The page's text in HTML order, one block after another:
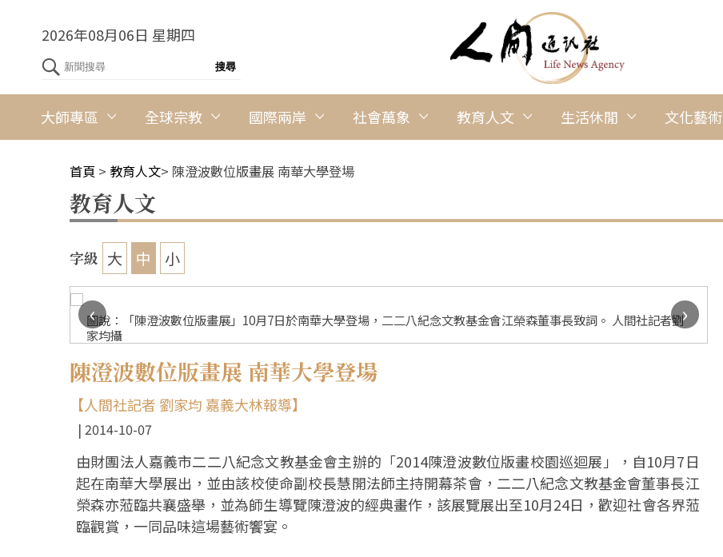
2026年08月06日 星期四
大師專區 全球宗教 國際兩岸 社會萬象 教育人文 生活休閒 文化藝術
首頁 > 教育人文> 陳澄波數位版畫展 南華大學登場
教育人文
字級 大 中 小
圖說：「陳澄波數位版畫展」10月7日於南華大學登場，二二八紀念文教基金會江榮森董事長致詞。 人間社記者劉
家均攝
‹
›
陳澄波數位版畫展 南華大學登場
【人間社記者 劉家均 嘉義大林報導】
2014-10-07
由財團法人嘉義市二二八紀念文教基金會主辦的「2014陳澄波數位版畫校園巡迴展」，自10月7日
起在南華大學展出，並由該校使命副校長慧開法師主持開幕茶會，二二八紀念文教基金會董事長江
榮森亦蒞臨共襄盛舉，並為師生導覽陳澄波的經典畫作，該展覽展出至10月24日，歡迎社會各界蒞
臨觀賞，一同品味這場藝術饗宴。